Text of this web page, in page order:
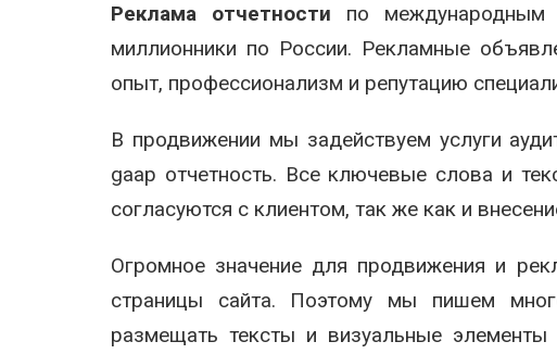
Реклама отчетности по международным
миллионники по России. Рекламные
опыт, профессионализм и репутацию
В продвижении мы задействуем услуги
gaap отчетность. Все ключевые слова и
согласуются с клиентом, так же как и
Огромное значение для продвижения и
страницы сайта. Поэтому мы пишем
размещать тексты и визуальные элементы